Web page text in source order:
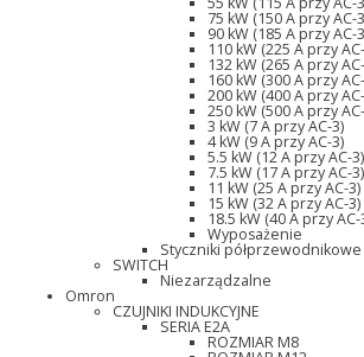
75 kW (150 A przy AC-
90 kW (185 A przy AC-
110 kW (225 A przy
132 kW (265 A przy
160 kW (300 A przy
200 kW (400 A przy
250 kW (500 A przy
3 kW (7 A przy AC-3)
4 kW (9 A przy AC-3)
5.5 kW (12 A przy AC-3)
7.5 kW (17 A przy AC-3)
11 kW (25 A przy AC-3)
15 kW (32 A przy AC-3)
18.5 kW (40 A przy AC-
Wyposażenie
Styczniki półprzewodnikowe
SWITCH
Niezarządzalne
Omron
CZUJNIKI INDUKCYJNE
SERIA E2A
ROZMIAR M8